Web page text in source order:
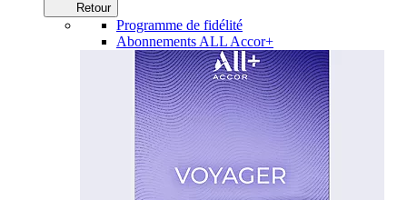
Retour
Programme de fidélité
Abonnements ALL Accor+